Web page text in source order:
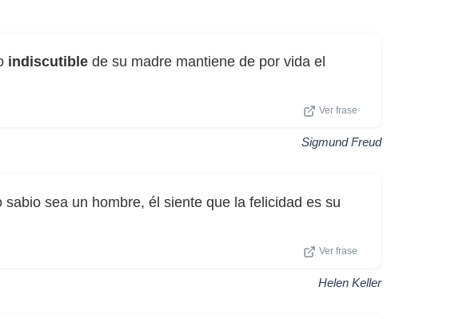
indiscutible de su madre mantiene de por vida el
Ver frase
Sigmund Freud
sea un hombre, él siente que la felicidad es su
Ver frase
Helen Keller